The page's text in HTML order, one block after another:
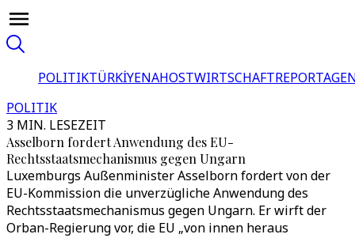
POLITIKTÜRKİYENAHOSTWIRTSCHAFT
POLITIK
3 MIN. LESEZEIT
Asselborn fordert Anwendung des EU-
Rechtsstaatsmechanismus gegen Ungarn
Luxemburgs Außenminister Asselborn fordert von der
EU-Kommission die unverzügliche Anwendung des
Rechtsstaatsmechanismus gegen Ungarn. Er wirft der
Orban-Regierung vor, die EU „von innen heraus